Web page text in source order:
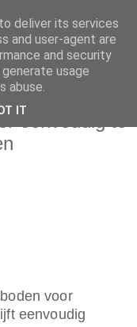
eenvoudig te
voor
eenvoudig
deliver its services
and user-agent are
and security
usage
abuse.
IT